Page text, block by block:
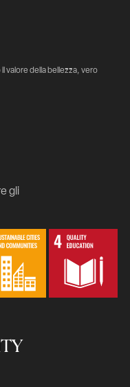
valore della bellezza, vero
gli